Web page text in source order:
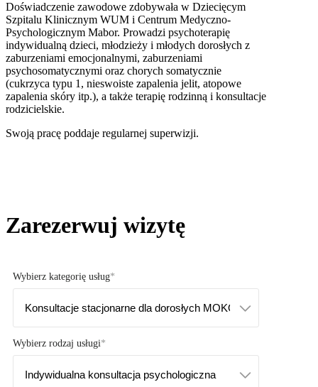
Doświadczenie zawodowe zdobywała w Dziecięcym
Szpitalu Klinicznym WUM i Centrum Medyczno-
Psychologicznym Mabor. Prowadzi psychoterapię
indywidualną dzieci, młodzieży i młodych dorosłych z
zaburzeniami emocjonalnymi, zaburzeniami
psychosomatycznymi oraz chorych somatycznie
(cukrzyca typu 1, nieswoiste zapalenia jelit, atopowe
zapalenia skóry itp.), a także terapię rodzinną i konsultacje
rodzicielskie.
Swoją pracę poddaje regularnej superwizji.
Zarezerwuj wizytę
Wybierz kategorię usług
Wybierz rodzaj usługi